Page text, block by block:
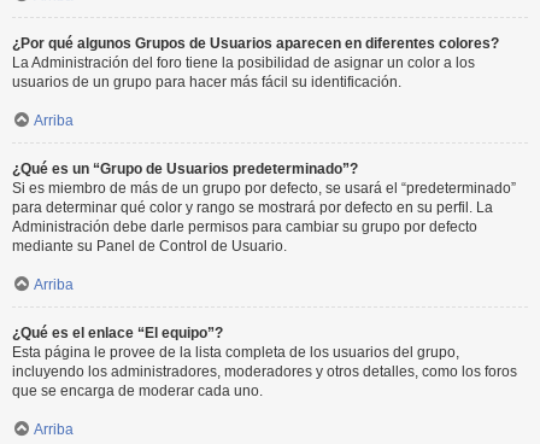
¿Por qué algunos Grupos de Usuarios aparecen en diferentes colores?
La Administración del foro tiene la posibilidad de asignar un color a los
usuarios de un grupo para hacer más fácil su identificación.
Arriba
¿Qué es un “Grupo de Usuarios predeterminado”?
Si es miembro de más de un grupo por defecto, se usará el “predeterminado”
para determinar qué color y rango se mostrará por defecto en su perfil. La
Administración debe darle permisos para cambiar su grupo por defecto
mediante su Panel de Control de Usuario.
Arriba
¿Qué es el enlace “El equipo”?
Esta página le provee de la lista completa de los usuarios del grupo,
incluyendo los administradores, moderadores y otros detalles, como los foros
que se encarga de moderar cada uno.
Arriba